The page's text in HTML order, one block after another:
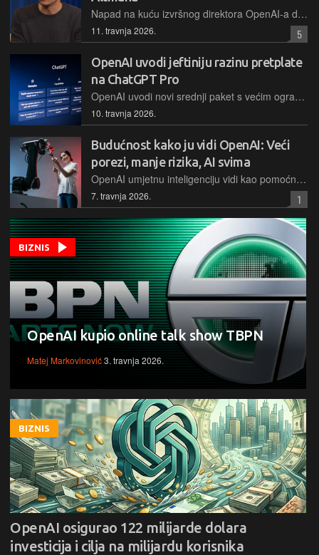
Napad na kuću izvršnog direktora OpenAI-a dogodio se u ranim jutarnjim satima, a osumnjičeni je ubrzo uhićen nakon što je otišao ispred ureda tvrtke i prijetio da će zapaliti zgradu
11. travnja 2026. 5
OpenAI uvodi jeftiniju razinu pretplate
na ChatGPT Pro
OpenAI uvodi novi srednji paket s većim ograničenjima korištenja Codexa, ciljajući naprednije korisnike i konkurenciju poput Anthropica
10. travnja 2026.
Budućnost kako ju vidi OpenAI: Veći
porezi, manje rizika, AI svima
OpenAI umjetnu inteligenciju vidi kao pomoćni program i u tu svrhu predlaže suradnju industrije i vlade kako bi osigurali njenu pristupačnost i široku dostupnost.
7. travnja 2026. 1
BIZNIS
OpenAI kupio online talk show TBPN
Matej Markovinović3. travnja 2026.
BIZNIS
OpenAI osigurao 122 milijarde dolara
investicija i cilja na milijardu korisnika